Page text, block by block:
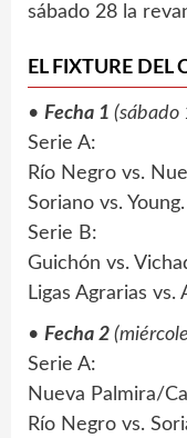
sábado 28 la
EL FIXTURE
• Fecha 1 (sábado
Serie A:
Río Negro vs.
Soriano vs. Young.
Serie B:
Guichón vs.
Ligas Agrarias
• Fecha 2
Serie A:
Nueva Palmira/
Río Negro vs.